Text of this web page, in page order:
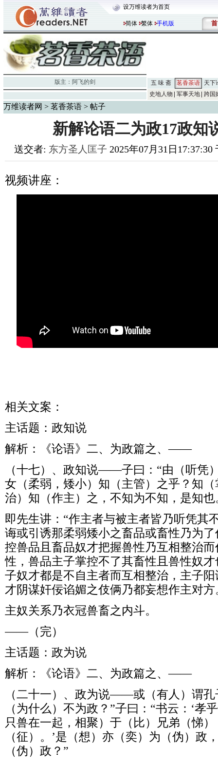
设万维读者为首页
简体 繁体 手机版 首
版主： 阿飞的剑 五 味 斋 茗香茶语
天下
史地人物
军事天地 跨国
万维读者网 > 茗香茶语 > 帖子
新解论语二为政17政知
送交者: 东方圣人匡子 2025年07月31日
视频讲座：
相关文案：
主话题：政知说
解析：《论语》二、为政篇之、——
（十七）、政知说——子曰：“由（听凭
女（柔弱，矮小）知（主管）之乎？知
治）知（作主）之，不知为不知，是知也
即先生讲：“作主者与被主者皆乃听凭其
诲或引诱那柔弱矮小之畜品或畜性乃为
控兽品且畜品奴才把握兽性乃互相整治
性，兽品主子掌控不了其畜性且兽性奴
子奴才都是不自主者而互相整治，主子
才阴谋奸佞谄媚之伎俩乃都妄想作主对方
主奴关系乃衣冠兽畜之内斗。
——（完）
主话题：政为说
解析：《论语》二、为政篇之、——
（二十一）、政为说——或（有人）谓孔
（为什么）不为政？”子曰：“书云：‘孝
只兽在一起，相聚）于（比）兄弟（悌
（征）。’是（想）亦（奕）为（伪）政
（伪）政？”